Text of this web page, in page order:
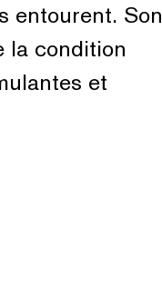
entourent. Son
la condition
et